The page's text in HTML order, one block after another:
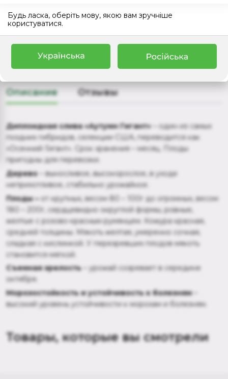
Будь ласка, оберіть мову, якою вам зручніше
користуватися.
Доставка +
Оплата
Описание Отзывы
Диплоидная слива «Аутумн Гигант»
– один из самых
поздних гибридов, селекции США, переводится как
«Осенний Гигант». Срок хранения – месяц. Плоды
пригодны для перевозки.
Дерево– выносливое, высокорослое, в уходе
неприхотливое, стабильно урожайное.
Плоды –от крупных, весом 80 – 100г до огромных, весом
180 – 200г, сердцевидно округлой формы, ровные,
желтые с розово-красным румянцем. Кожура красная,
средней толщины. Мякоть желтая, умеренно сочная,
сладкая с кислинкой. У перезревших плодов мякоть
становится мягкой.
Съемная зрелость– урожай созревает в середине
октября.
Морозостойкость и устойчивость к болезням
высокий уровень устойчивости к морозам и болезням.
Товары, которые вы смотрели